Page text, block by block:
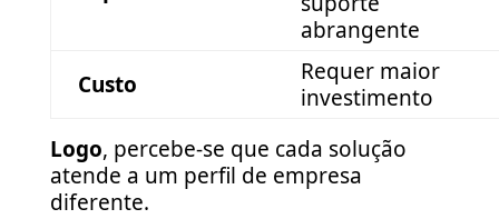
abrangente
Custo
Requer maior
investimento
Logo, percebe-se que cada solução
atende a um perfil de empresa
diferente.